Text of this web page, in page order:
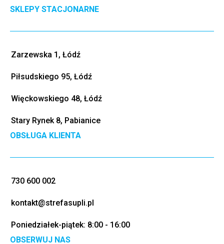
SKLEPY STACJONARNE
Zarzewska 1, Łódź
Piłsudskiego 95, Łódź
Więckowskiego 48, Łódź
Stary Rynek 8, Pabianice
OBSŁUGA KLIENTA
730 600 002
kontakt@strefasupli.pl
Poniedziałek-piątek: 8:00 - 16:00
OBSERWUJ NAS